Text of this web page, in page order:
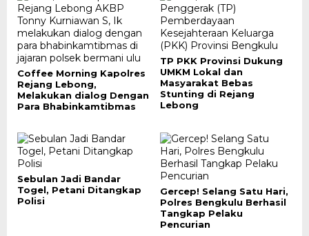
Coffee Morning Kapolres
Rejang Lebong,
Melakukan dialog Dengan
Para Bhabinkamtibmas
TP PKK Provinsi Dukung
UMKM Lokal dan
Masyarakat Bebas
Stunting di Rejang
Lebong
Sebulan Jadi Bandar
Togel, Petani Ditangkap
Polisi
Gercep! Selang Satu Hari,
Polres Bengkulu Berhasil
Tangkap Pelaku
Pencurian